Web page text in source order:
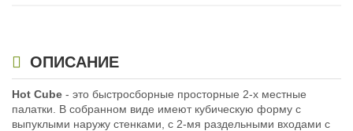
ОПИСАНИЕ
Hot Cube - это быстросборные просторные 2-х местные
палатки. В собранном виде имеют кубическую форму с
выпуклыми наружу стенками, с 2-мя раздельными входами с